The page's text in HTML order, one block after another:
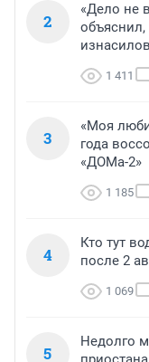
2
«Дело не
объяснил,
1 411
3
«Моя
года
«ДОМа-2»
1 185
4
Кто тут
после 2
1 069
5
Недолго